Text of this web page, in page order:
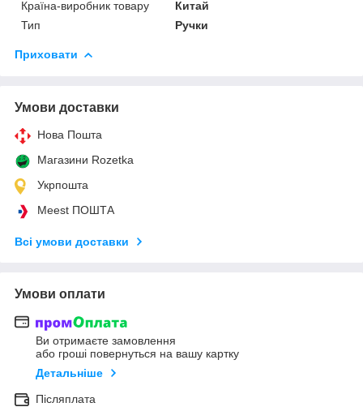
Країна-виробник товару
Китай
Тип
Ручки
Приховати
Умови доставки
Нова Пошта
Магазини Rozetka
Укрпошта
Meest ПОШТА
Всі умови доставки
Умови оплати
Ви отримаєте замовлення
або гроші повернуться на вашу картку
Детальніше
Післяплата